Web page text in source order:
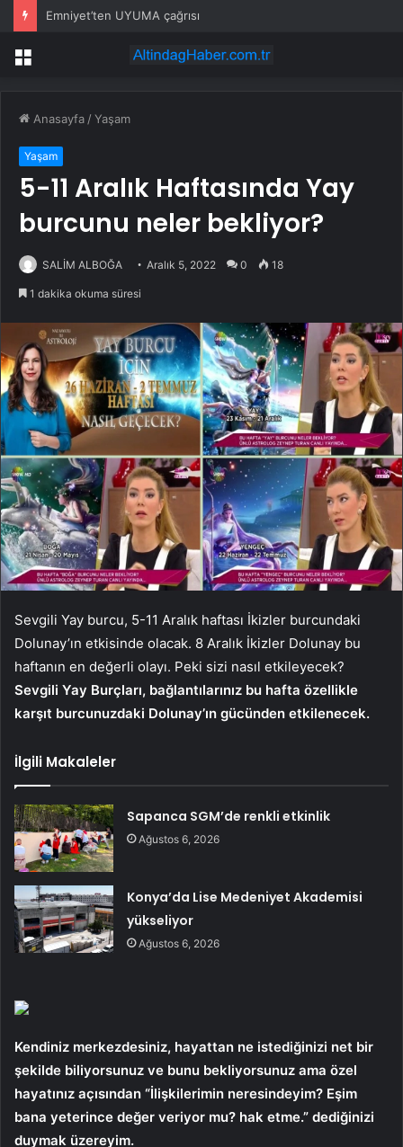
Emniyet’ten UYUMA çağrısı
Menü
Anasayfa /Yaşam
Yaşam
5-11 Aralık Haftasında Yay
burcunu neler bekliyor?
SALİM ALBOĞA Aralık 5, 2022 0 18
1 dakika okuma süresi
Sevgili Yay burcu, 5-11 Aralık haftası İkizler burcundaki
Dolunay’ın etkisinde olacak. 8 Aralık İkizler Dolunay bu
haftanın en değerli olayı. Peki sizi nasıl etkileyecek?
Sevgili Yay Burçları, bağlantılarınız bu hafta özellikle
karşıt burcunuzdaki Dolunay’ın gücünden etkilenecek.
İlgili Makaleler
Sapanca SGM’de renkli etkinlik
Ağustos 6, 2026
Konya’da Lise Medeniyet Akademisi
yükseliyor
Ağustos 6, 2026
Kendiniz merkezdesiniz, hayattan ne istediğinizi net bir
şekilde biliyorsunuz ve bunu bekliyorsunuz ama özel
hayatınız açısından “İlişkilerimin neresindeyim? Eşim
bana yeterince değer veriyor mu? hak etme.” dediğinizi
duymak üzereyim.